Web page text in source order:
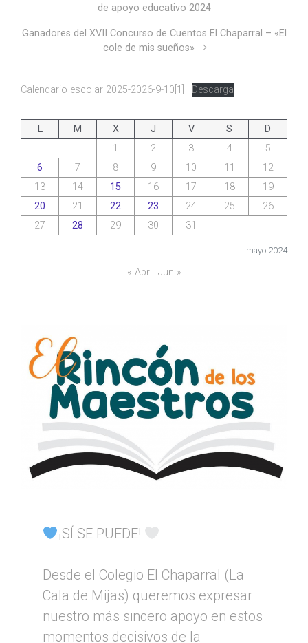
de apoyo educativo 2024
Ganadores del XVII Concurso de Cuentos El Chaparral – «El
cole de mis sueños»
Calendario escolar 2025-2026-9-10[1] Descarga
mayo 2024
L M X J V S
D
1
2 3 4
5
6
7 8 9 10 11
12
13
14 15 16 17 18
19
20
21 22 23 24 25
26
27
28 29 30 31
« Abr Jun »
¡SÍ SE PUEDE!
Desde el Colegio El Chaparral (La
Cala de Mijas) queremos expresar
nuestro más sincero apoyo en estos
momentos decisivos de la